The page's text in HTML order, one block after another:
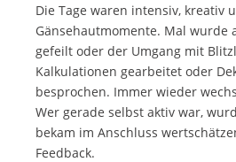
Die Tage waren intensiv, kreativ
Gänsehautmomente. Mal wurde
gefeilt oder der Umgang mit
Kalkulationen gearbeitet oder
besprochen. Immer wieder
Wer gerade selbst aktiv war,
bekam im Anschluss
Feedback.